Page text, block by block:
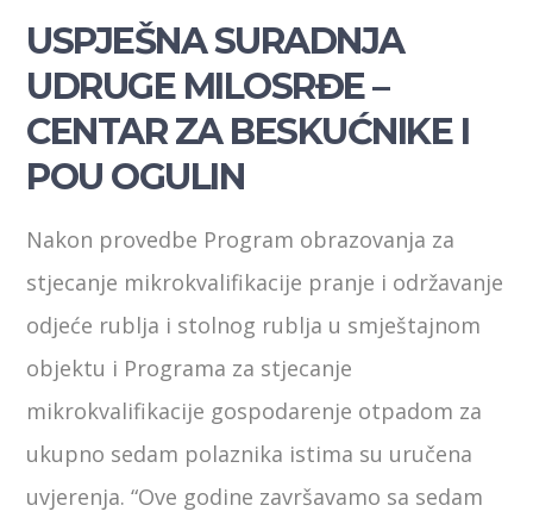
USPJEŠNA SURADNJA
UDRUGE MILOSRĐE –
CENTAR ZA BESKUĆNIKE I
POU OGULIN
Nakon provedbe Program obrazovanja za
stjecanje mikrokvalifikacije pranje i održavanje
odjeće rublja i stolnog rublja u smještajnom
objektu i Programa za stjecanje
mikrokvalifikacije gospodarenje otpadom za
ukupno sedam polaznika istima su uručena
uvjerenja. “Ove godine završavamo sa sedam